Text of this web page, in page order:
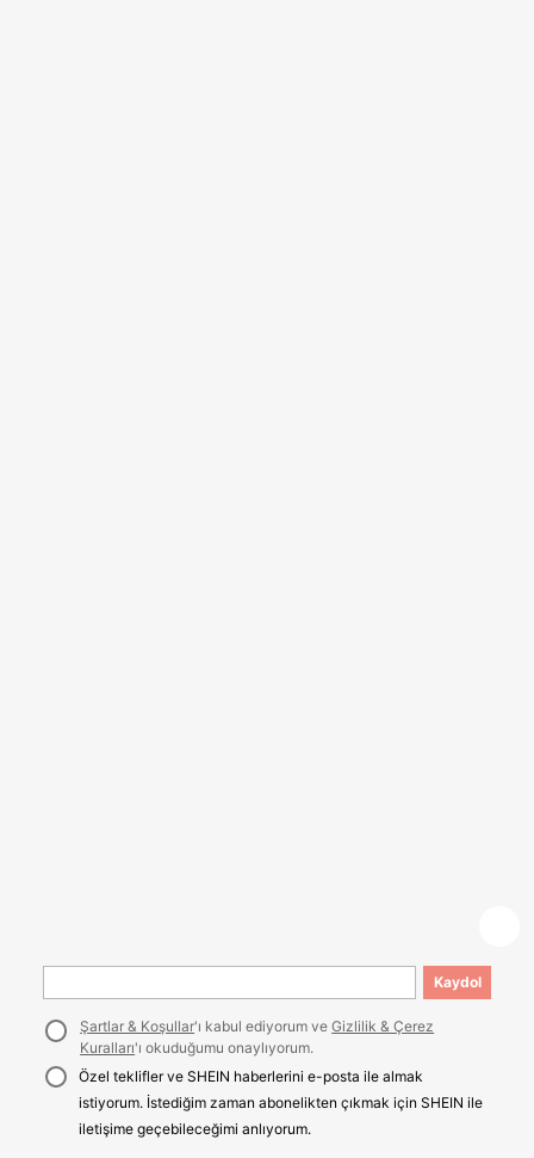
Kaydol
Şartlar & Koşullar'ı kabul ediyorum veGizlilik & Çerez
Kuralları'ı okuduğumu onaylıyorum.
Özel teklifler ve SHEIN haberlerini e-posta ile almak
istiyorum. İstediğim zaman abonelikten çıkmak için SHEIN ile
iletişime geçebileceğimi anlıyorum.